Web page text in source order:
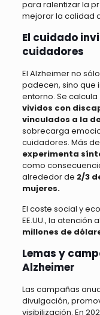
para ralentizar la
mejorar la calidad
El cuidado
cuidadores
El Alzheimer no
padecen, sino que
entorno. Se calcula
vividos con
vinculados a la
sobrecarga
cuidadores. Más
experimenta
como
alrededor de 2/3
mujeres.
El coste social y
EE.UU., la atención
millones de
Lemas y
Alzheimer
Las campañas
divulgación,
visibilización. En